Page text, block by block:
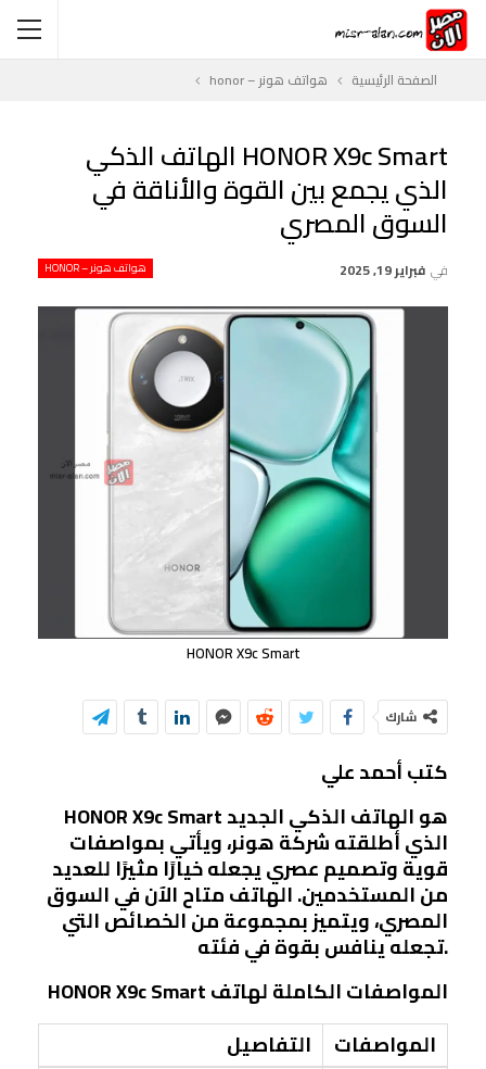
الصفحة الرئيسية هواتف هونر – honor
HONOR X9c Smart الهاتف الذكي
الذي يجمع بين القوة والأناقة في
السوق المصري
هواتف هونر – HONOR في فبراير 19, 2025
HONOR X9c Smart
شارك
كتب أحمد علي
HONOR X9c Smart هو الهاتف الذكي الجديد
الذي أطلقته شركة هونر، ويأتي بمواصفات
قوية وتصميم عصري يجعله خيارًا مثيرًا للعديد
من المستخدمين. الهاتف متاح الآن في السوق
المصري، ويتميز بمجموعة من الخصائص التي
تجعله ينافس بقوة في فئته.
المواصفات الكاملة لهاتف HONOR X9c Smart
المواصفات
التفاصيل